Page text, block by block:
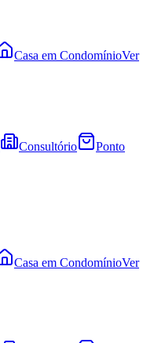
Casa em CondomínioVer
Consultório
Ponto
Casa em CondomínioVer